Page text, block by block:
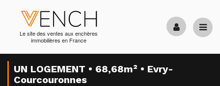
Le site des ventes aux enchères
immobilières en France
UN LOGEMENT • 68,68m² • Evry-
Courcouronnes